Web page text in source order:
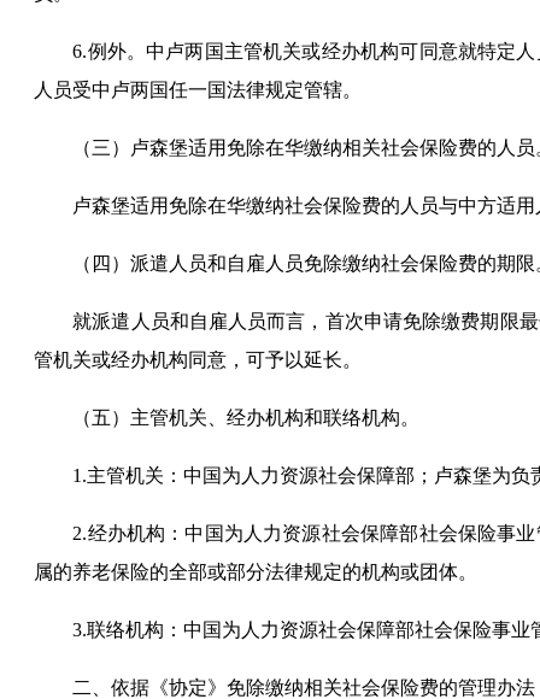
6.例外。中 卢两国主管机关或经办机构可同意就特定
人员受中 卢两国任一国法律规定管辖。
（三） 卢森堡适用免除在华缴纳相关社会保险费的人员
卢森堡适用免除在华缴纳社会保险费的人员与中方适
（四）派遣人员和自雇人员免除缴纳社会保险费的期限
就派遣人员和自雇人员而言，首次申请免除缴费期限
管机关或经办机构同意，可予以延长。
（五）主管机关、 经办机构和联络机构。
1.主管机关：中国为人力资源社会保障部； 卢森堡为负
2.经办机构：中国为人力资源社会保障部社会保险事
属的养老保险的全部或部分法律规定的机构或团体。
3.联络机构 ： 中国为人力资源社会保障部社会保险事业
二、依据《协定》免除缴纳相关社会保险费的管理办法